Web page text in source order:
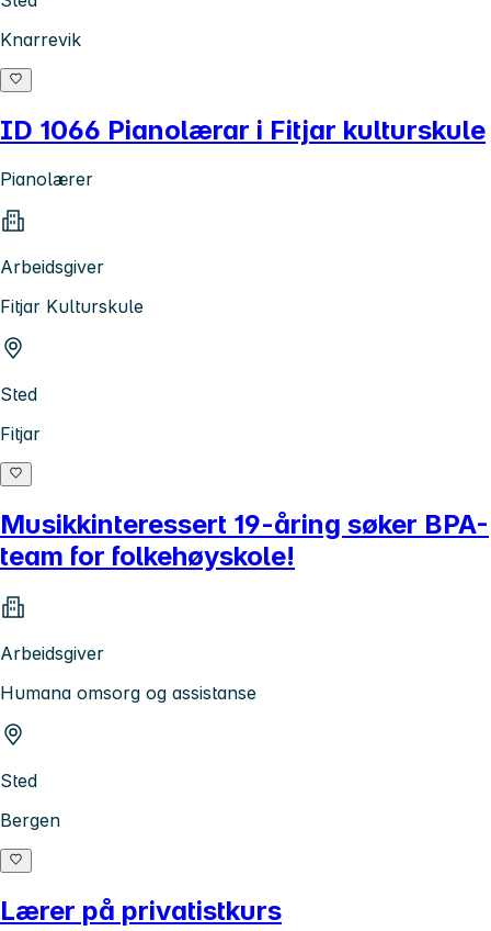
Knarrevik
ID 1066 Pianolærar i Fitjar kulturskule
Pianolærer
Arbeidsgiver
Fitjar Kulturskule
Sted
Fitjar
Musikkinteressert 19-åring søker BPA-
team for folkehøyskole!
Arbeidsgiver
Humana omsorg og assistanse
Sted
Bergen
Lærer på privatistkurs